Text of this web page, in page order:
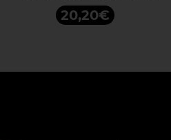
20,20€